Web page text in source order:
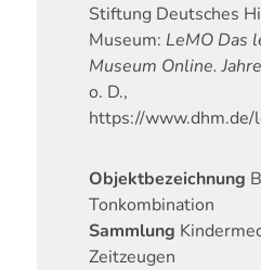
Stiftung Deutsches
Museum: LeMO Das
Museum Online.
o. D.,
https://
Objektbezeichnung
Tonkombination
Sammlung
Zeitzeugen